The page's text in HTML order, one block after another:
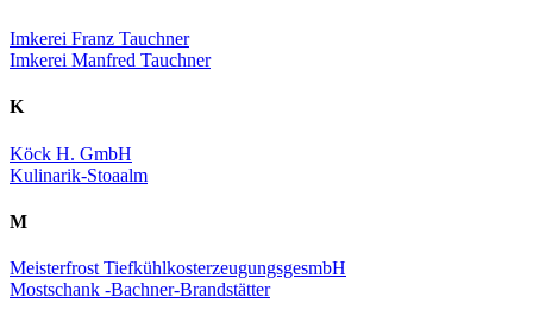
Imkerei Franz Tauchner
Imkerei Manfred Tauchner
K
Köck H. GmbH
Kulinarik-Stoaalm
M
Meisterfrost TiefkühlkosterzeugungsgesmbH
Mostschank -Bachner-Brandstätter